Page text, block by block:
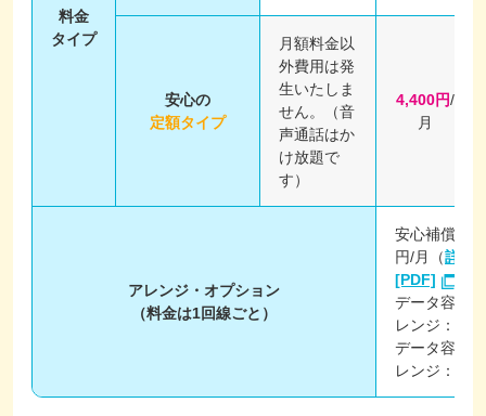
料金
タイプ
安心の
定額タイプ
月額料金以
外費用は発
生いたしま
せん。（音
声通話はか
け放題で
す）
4,400円/
月
アレンジ・オプション
（料金は1回線ごと）
安心補償プ
円/月（詳細
[PDF]
データ容量
レンジ：＋
データ容量
レンジ：＋